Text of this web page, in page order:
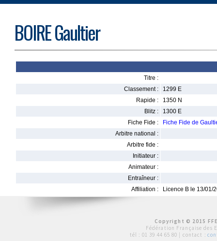
BOIRE Gaultier
Titre :
Classement :
1299 E
Rapide :
1350 N
Blitz :
1300 E
Fiche Fide :
Fiche Fide de
Arbitre national :
Arbitre fide :
Initiateur :
Animateur :
Entraîneur :
Affiliation :
Licence B le 13/01/
Copyright © 2015
Fédération Française des
tél : 01 39 44 65 80 | contact :